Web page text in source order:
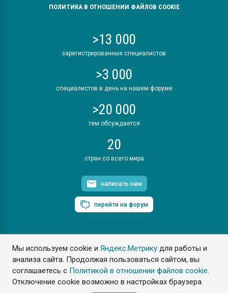
Мы используем cookie иЯндекс.Метрику для работы и
анализа сайта. Продолжая пользоваться сайтом, вы
соглашаетесь с Политикой в отношении файлов cookie.
Отключение cookie возможно в настройках браузера.
ПОЛИТИКА В ОТНОШЕНИИ ФАЙЛОВ COOKIE
>13 000
зарегистрированных специалистов
>3 000
специалистов в день на нашем форуме
>20 000
тем обсуждается
20
стран со всего мира
написать нам
перейти на форум
ПластЭксперт © 2006. Все права защищены
Разрешается копирование материалов сайта с обязательной
ссылкой на www.e-plastic.ru
Разработка сайта